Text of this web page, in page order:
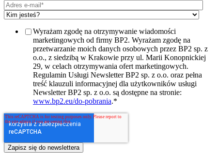
Wyrażam zgodę na otrzymywanie wiadomości
marketingowych od firmy BP2. Wyrażam zgodę na
przetwarzanie moich danych osobowych przez BP2 sp. z
o.o., z siedzibą w Krakowie przy ul. Marii Konopnickiej
29, w celach otrzymywania ofert marketingowych.
Regulamin Usługi Newsletter BP2 sp. z o.o. oraz pełna
treść klauzuli informacyjnej dla użytkowników usługi
Newsletter BP2 sp. z o.o. są dostępne na stronie:
www.bp2.eu/do-pobrania.*